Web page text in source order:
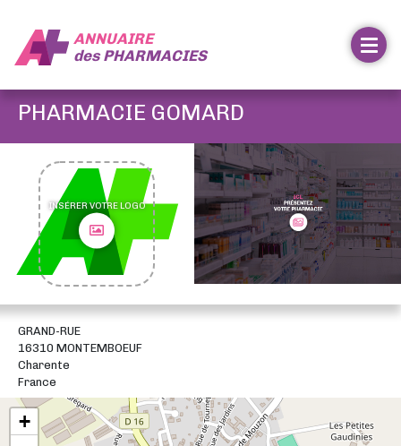
ANNUAIRE
desPHARMACIES
PHARMACIE GOMARD
INSÉRER VOTRE LOGO
GRAND-RUE
16310 MONTEMBOEUF
Charente
France
+